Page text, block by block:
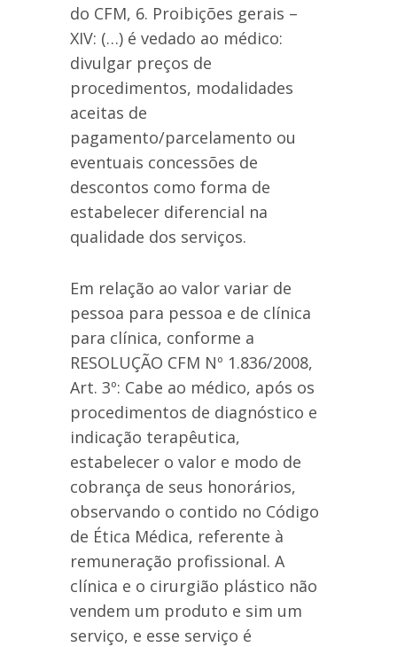
do CFM, 6. Proibições gerais –
XIV: (…) é vedado ao médico:
divulgar preços de
procedimentos, modalidades
aceitas de
pagamento/parcelamento ou
eventuais concessões de
descontos como forma de
estabelecer diferencial na
qualidade dos serviços.
Em relação ao valor variar de
pessoa para pessoa e de clínica
para clínica, conforme a
RESOLUÇÃO CFM Nº 1.836/2008,
Art. 3º: Cabe ao médico, após os
procedimentos de diagnóstico e
indicação terapêutica,
estabelecer o valor e modo de
cobrança de seus honorários,
observando o contido no Código
de Ética Médica, referente à
remuneração profissional. A
clínica e o cirurgião plástico não
vendem um produto e sim um
serviço, e esse serviço é